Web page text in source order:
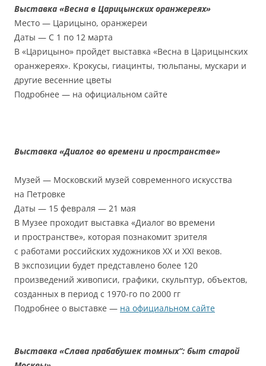
Выставка «Весна в Царицынских оранжереях»
Место — Царицыно, оранжереи
Даты — С 1 по 12 марта
В «Царицыно» пройдет выставка «Весна в Царицынских
оранжереях». Крокусы, гиацинты, тюльпаны, мускари и
другие весенние цветы
Подробнее — на официальном сайте
Выставка «Диалог во времени и пространстве»
Музей — Московский музей современного искусства
на Петровке
Даты — 15 февраля — 21 мая
В Музее проходит выставка «Диалог во времени
и пространстве», которая познакомит зрителя
с работами российских художников ХХ и ХХI веков.
В экспозиции будет представлено более 120
произведений живописи, графики, скульптур, объектов,
созданных в период с 1970-го по 2000 гг
Подробнее о выставке — на официальном сайте
Выставка «Слава прабабушек томных“: быт старой